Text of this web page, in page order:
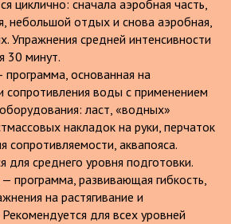
циклично: сначала аэробная часть,
небольшой отдых и снова аэробная,
Упражнения средней интенсивности
30 минут.
программа, основанная на
сопротивления воды с применением
ласт, «водных»
накладок на руки, перчаток
сопротивляемости, аквапояса.
для среднего уровня подготовки.
— программа, развивающая гибкость,
на растягивание и
для всех уровней